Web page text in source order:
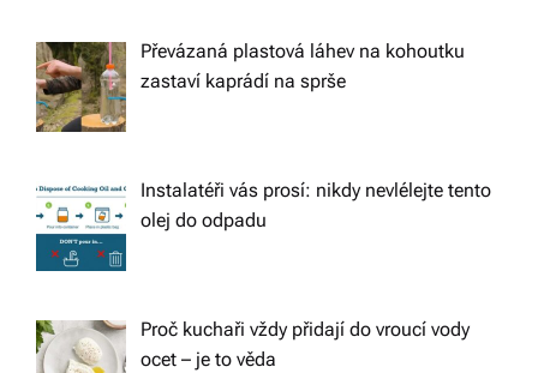
Převázaná plastová láhev na kohoutku
zastaví kaprádí na sprše
Instalatéři vás prosí: nikdy nevlélejte tento
olej do odpadu
Proč kuchaři vždy přidají do vroucí vody
ocet – je to věda